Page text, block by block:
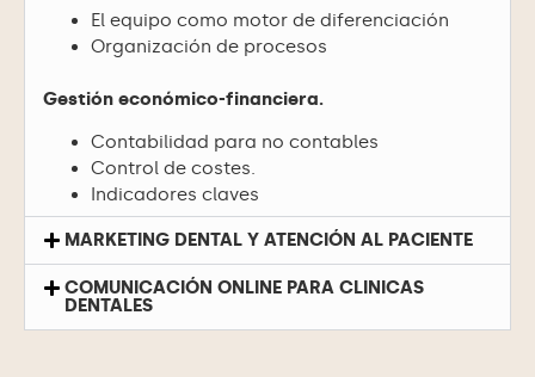
El equipo como motor de diferenciación
Organización de procesos
Gestión económico-financiera.
Contabilidad para no contables
Control de costes.
Indicadores claves
MARKETING DENTAL Y ATENCIÓN AL PACIENTE
COMUNICACIÓN ONLINE PARA CLINICAS
DENTALES